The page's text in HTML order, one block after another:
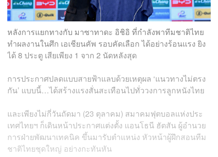
หลังการแยกทางกับ มาซาทาดะ อิชิอิ ที่กำลังพาทีมชาติไทย
ทำผลงานในศึก เอเชียนคัพ รอบคัดเลือก ได้อย่างร้อนแรง ยิง
ได้ 8 ประตู เสียเพียง 1 จาก 2 นัดหลังสุด
การประกาศปลดแบบสายฟ้าแลบด้วยเหตุผล ‘แนวทางไม่ตรง
กัน’ แบบนี้…ได้สร้างแรงสั่นสะเทือนไปทั่ววงการลูกหนังไทย
และเพียงไม่กี่วันถัดมา (23 ตุลาคม) สมาคมฟุตบอลแห่งประ
เทศไทยฯ ก็เดินหน้าประกาศแต่งตั้ง แอนโธนี ฮัตสัน ผู้อำนวย
การฝ่ายพัฒนาเทคนิค ขึ้นมารับตำแหน่ง หัวหน้าผู้ฝึกสอนทีม
ชาติไทยชุดใหญ่ อย่างกะทันหัน